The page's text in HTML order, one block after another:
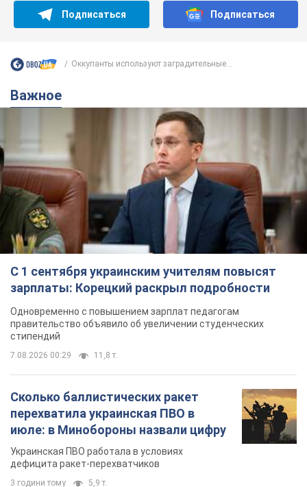
С 1 сентября украинским учителям повысят
зарплаты: Корецкий раскрыл подробности
Одновременно с повышением зарплат педагогам
правительство объявило об увеличении студенческих
стипендий
7.08.2026 00:29 11,8 т.
перехватила украинская ПВО в
июле: в Минобороны назвали цифру
Украинская ПВО работала в условиях
дефицита ракет-перехватчиков
Аурика Ротару через суд изменила
свою пенсию, на которую ранее
жаловалась: сколько получала
певица
артистки за время работы в Черновицкой
филармонии